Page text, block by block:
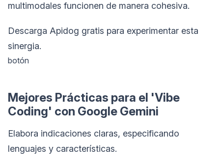
multimodales funcionen de manera cohesiva.
Descarga Apidog gratis para experimentar esta
sinergia.
botón
Mejores Prácticas para el 'Vibe
Coding' con Google Gemini
Elabora indicaciones claras, especificando
lenguajes y características.